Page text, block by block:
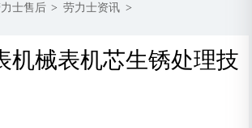
北京市东城区东长安街1号王府井东方广场W3座6层602室劳力士售后服务中心（需提前预约）
士售后 > 劳力士资讯 >
机械表机芯生锈处理技